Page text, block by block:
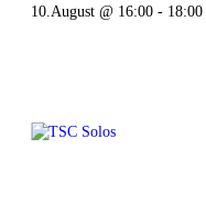
10.August @ 16:00 - 18:00